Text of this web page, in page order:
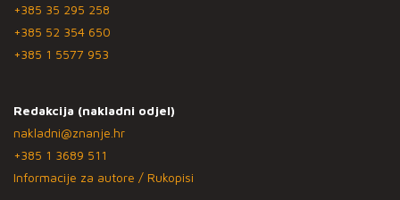
+385 35 295 258
+385 52 354 650
+385 1 5577 953
Redakcija (nakladni odjel)
nakladni@znanje.hr
+385 1 3689 511
Informacije za autore / Rukopisi